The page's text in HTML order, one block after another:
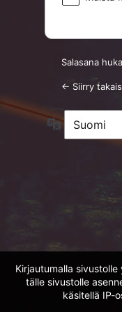
Salasana
← Siirry
Kieli
Kirjautumalla
tälle sivustolle
käsitellä IP-